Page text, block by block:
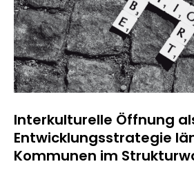
Interkulturelle Öffnung
Entwicklungsstrategie
Kommunen im